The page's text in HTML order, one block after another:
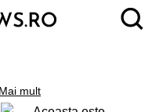
Mai mult